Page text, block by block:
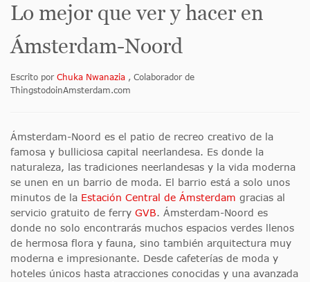
Lo mejor que ver y hacer en
Ámsterdam-Noord
Escrito por Chuka Nwanazia , Colaborador de
ThingstodoinAmsterdam.com
Ámsterdam-Noord es el patio de recreo creativo de la
famosa y bulliciosa capital neerlandesa. Es donde la
naturaleza, las tradiciones neerlandesas y la vida moderna
se unen en un barrio de moda. El barrio está a solo unos
minutos de la Estación Central de Ámsterdam gracias al
servicio gratuito de ferry GVB. Ámsterdam-Noord es
donde no solo encontrarás muchos espacios verdes llenos
de hermosa flora y fauna, sino también arquitectura muy
moderna e impresionante. Desde cafeterías de moda y
hoteles únicos hasta atracciones conocidas y una avanzada